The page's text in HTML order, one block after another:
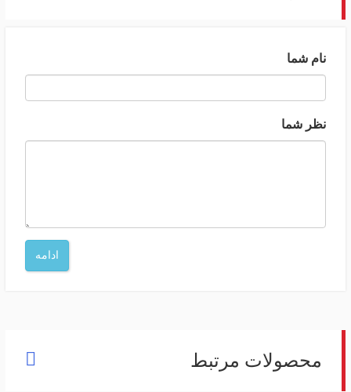
نام شما
نظر شما
ادامه
محصولات مرتبط